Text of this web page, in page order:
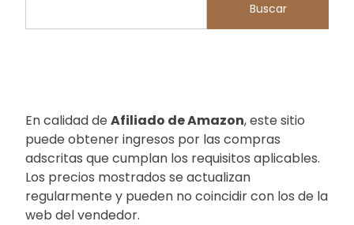
Buscar
En calidad de Afiliado de Amazon, este sitio
puede obtener ingresos por las compras
adscritas que cumplan los requisitos aplicables.
Los precios mostrados se actualizan
regularmente y pueden no coincidir con los de la
web del vendedor.